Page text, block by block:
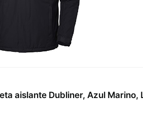
aislante Dubliner, Azul Marino,